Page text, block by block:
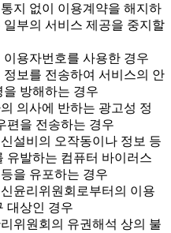
지 없이 이용계약을 해지하
일부의 서비스 제공을 중지할
이용자번호를 사용한 경우
정보를 전송하여 서비스의 안
을 방해하는 경우
의사에 반하는 광고성 정
편을 전송하는 경우
설비의 오작동이나 정보 등
유발하는 컴퓨터 바이러스
을 유포하는 경우
윤리위원회로부터의 이용
대상인 경우
위원회의 유권해석 상의 불